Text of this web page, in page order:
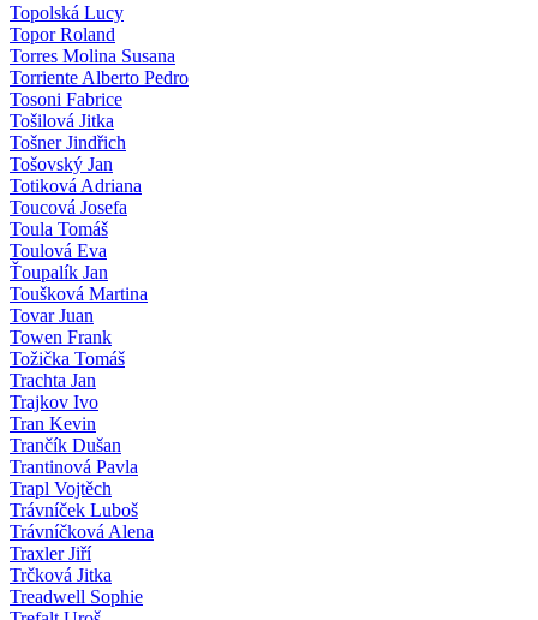
Topolská Lucy
Topor Roland
Torres Molina Susana
Torriente Alberto Pedro
Tosoni Fabrice
Tošilová Jitka
Tošner Jindřich
Tošovský Jan
Totiková Adriana
Toucová Josefa
Toula Tomáš
Toulová Eva
Ťoupalík Jan
Toušková Martina
Tovar Juan
Towen Frank
Tožička Tomáš
Trachta Jan
Trajkov Ivo
Tran Kevin
Trančík Dušan
Trantinová Pavla
Trapl Vojtěch
Trávníček Luboš
Trávníčková Alena
Traxler Jiří
Trčková Jitka
Treadwell Sophie